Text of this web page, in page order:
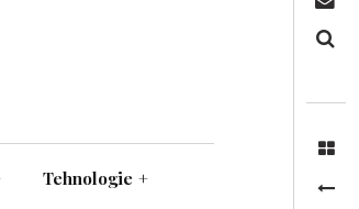
Tehnologie +